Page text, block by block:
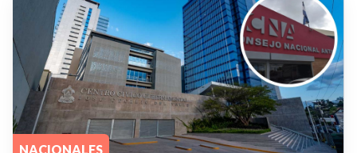
NACIONALES